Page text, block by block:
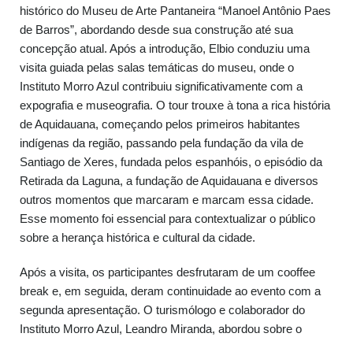
histórico do Museu de Arte Pantaneira “Manoel Antônio Paes
de Barros”, abordando desde sua construção até sua
concepção atual. Após a introdução, Elbio conduziu uma
visita guiada pelas salas temáticas do museu, onde o
Instituto Morro Azul contribuiu significativamente com a
expografia e museografia. O tour trouxe à tona a rica história
de Aquidauana, começando pelos primeiros habitantes
indígenas da região, passando pela fundação da vila de
Santiago de Xeres, fundada pelos espanhóis, o episódio da
Retirada da Laguna, a fundação de Aquidauana e diversos
outros momentos que marcaram e marcam essa cidade.
Esse momento foi essencial para contextualizar o público
sobre a herança histórica e cultural da cidade.
Após a visita, os participantes desfrutaram de um cooffee
break e, em seguida, deram continuidade ao evento com a
segunda apresentação. O turismólogo e colaborador do
Instituto Morro Azul, Leandro Miranda, abordou sobre o